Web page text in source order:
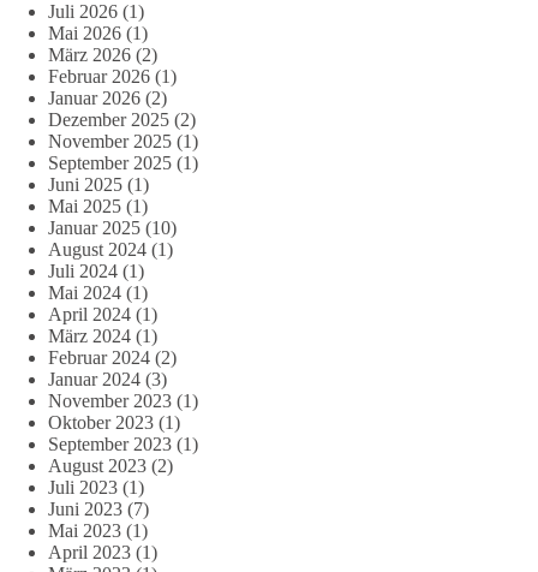
Juli 2026 (1)
Mai 2026 (1)
März 2026 (2)
Februar 2026 (1)
Januar 2026 (2)
Dezember 2025 (2)
November 2025 (1)
September 2025 (1)
Juni 2025 (1)
Mai 2025 (1)
Januar 2025 (10)
August 2024 (1)
Juli 2024 (1)
Mai 2024 (1)
April 2024 (1)
März 2024 (1)
Februar 2024 (2)
Januar 2024 (3)
November 2023 (1)
Oktober 2023 (1)
September 2023 (1)
August 2023 (2)
Juli 2023 (1)
Juni 2023 (7)
Mai 2023 (1)
April 2023 (1)